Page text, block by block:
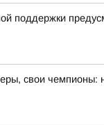
поддержки
свои чемпионы: